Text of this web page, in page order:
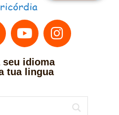
seu idioma
tua lingua